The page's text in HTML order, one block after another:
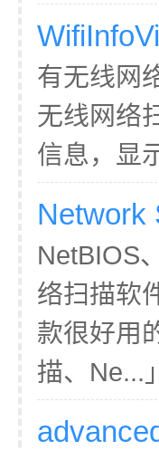
有无线网
无线网络
信息，显
Network
NetBIOS
络扫描软
款很好用
描、Ne...」